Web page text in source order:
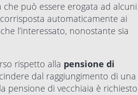
può essere erogata ad alcuni
automaticamente ai
l’interessato, nonostante sia
rispetto alla pensione di
dal raggiungimento di una
pensione di vecchiaia è richiesto